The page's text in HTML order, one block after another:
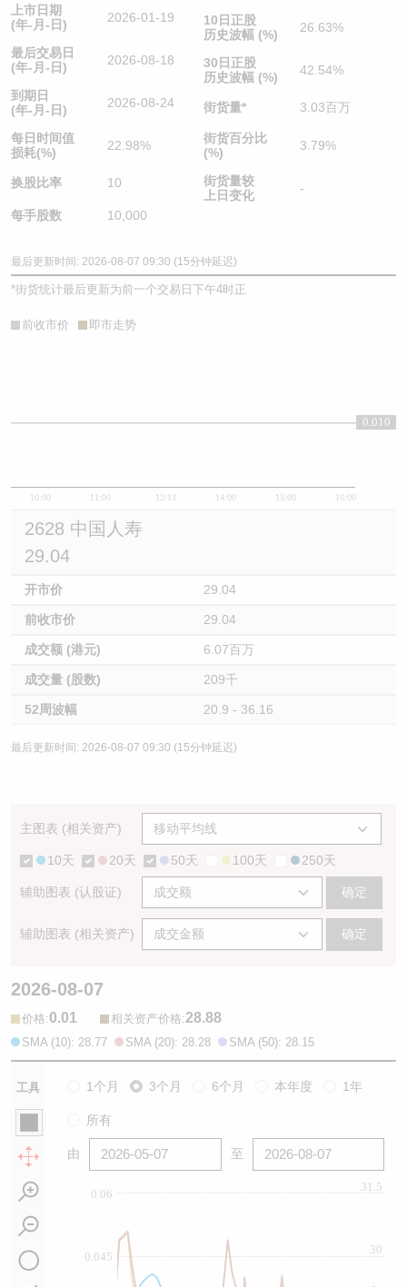
上市日期
(年-月-日)
2026-01-19
最后交易日
(年-月-日)
2026-08-18
到期日
(年-月-日)
2026-08-24
每日时间值
损耗(%)
22.98%
换股比率 10
每手股数 10,000
10日正股
历史波幅 (%)
26.63%
30日正股
历史波幅 (%)
42.54%
街货量* 3.03百万
街货百分比
(%)
3.79%
街货量较
上日变化
-
最后更新时间: 2026-08-07 09:30 (15分钟延迟)
*街货统计最后更新为前一个交易日下午4时正
前收市价 即市走势
10:00 11:00 12/13 14:00 15:00 16:00
0.01
0.010
2628 中国人寿
29.04
开市价 29.04
前收市价 29.04
成交额 (港元) 6.07百万
成交量 (股数) 209千
52周波幅 20.9 - 36.16
最后更新时间: 2026-08-07 09:30 (15分钟延迟)
主图表 (相关资产)
10天 20天 50天 100天 250天
辅助图表 (认股证) 确定
辅助图表 (相关资产) 确定
2026-08-07
价格:0.01 相关资产价格:28.88
SMA (10): 28.77 SMA (20): 28.28 SMA (50): 28.15
工具 1个月 3个月 6个月 本年度 1年
所有
由 至
0.045
0.06
30
31.5